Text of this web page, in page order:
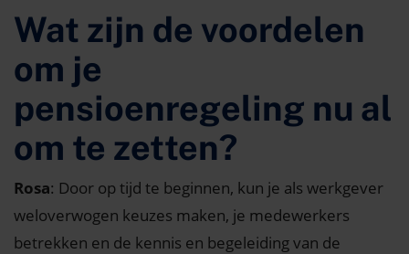
Wat zijn de voordelen
om je
pensioenregeling nu al
om te zetten?
Rosa: Door op tijd te beginnen, kun je als werkgever
weloverwogen keuzes maken, je medewerkers
betrekken en de kennis en begeleiding van de